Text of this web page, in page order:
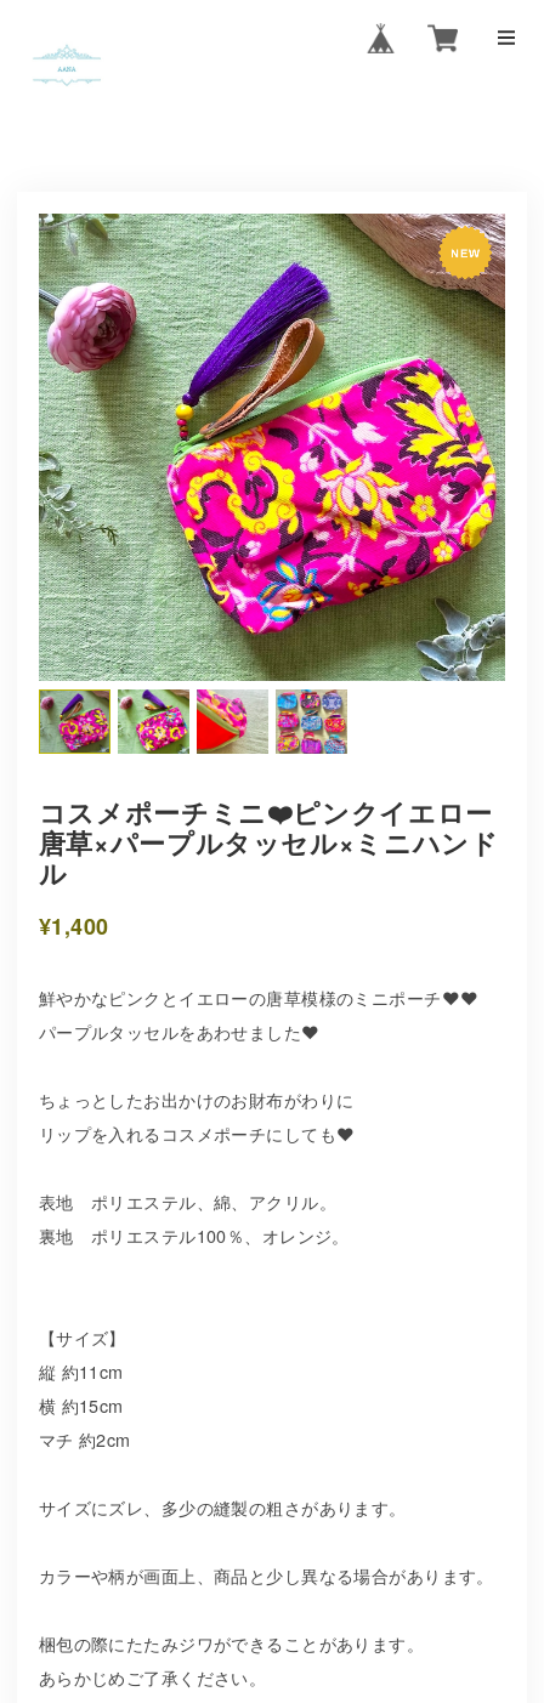
コスメポーチミニ❤️ピンクイエロー
唐草×パープルタッセル×ミニハンド
ル
¥1,400
鮮やかなピンクとイエローの唐草模様のミニポーチ❤️❤️
パープルタッセルをあわせました❤️
ちょっとしたお出かけのお財布がわりに
リップを入れるコスメポーチにしても❤️
表地 ポリエステル、綿、アクリル。
裏地 ポリエステル100％、オレンジ。
【サイズ】
縦 約11cm
横 約15cm
マチ 約2cm
サイズにズレ、多少の縫製の粗さがあります。
カラーや柄が画面上、商品と少し異なる場合があります。
梱包の際にたたみジワができることがあります。
あらかじめご了承ください。